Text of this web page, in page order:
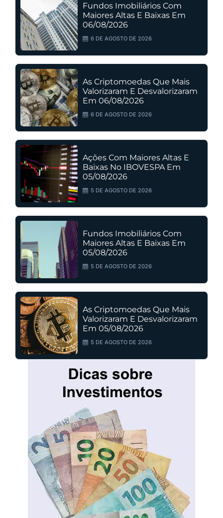
Fundos Imobiliários Com
Maiores Altas E Baixas Em
06/08/2026
6 DE AGOSTO DE 2026
As Criptomoedas Que Mais
Valorizaram E Desvalorizaram
Em 06/08/2026
6 DE AGOSTO DE 2026
Ações Com Maiores Altas E
Baixas No IBOVESPA Em
05/08/2026
5 DE AGOSTO DE 2026
Fundos Imobiliários Com
Maiores Altas E Baixas Em
05/08/2026
5 DE AGOSTO DE 2026
As Criptomoedas Que Mais
Valorizaram E Desvalorizaram
Em 05/08/2026
5 DE AGOSTO DE 2026